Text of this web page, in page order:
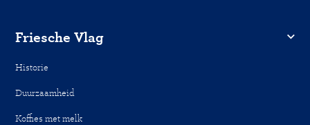
Friesche Vlag
Historie
Duurzaamheid
Koffies met melk